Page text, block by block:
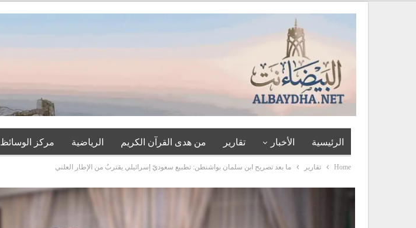
الرئيسية الأخبار تقارير من هدى القرآن الكريم الرياضية مركز الوسائظ
Home تقارير ما بعد تصريح ابن سلمان بواشنطن: تطبيع سعوديّ إسرائيلي يقتربُ من الإطار العلني